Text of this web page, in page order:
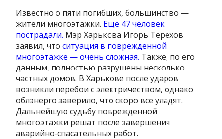
Известно о пяти погибших, большинство —
жители многоэтажки. Еще 47 человек
пострадали. Мэр Харькова Игорь Терехов
заявил, чтоситуация в поврежденной
многоэтажке — очень сложная. Также, по его
данным, полностью разрушены несколько
частных домов. В Харькове после ударов
возникли перебои с электричеством, однако
облэнерго заверило, что скоро все уладят.
Дальнейшую судьбу поврежденной
многоэтажки решат после завершения
аварийно-спасательных работ.